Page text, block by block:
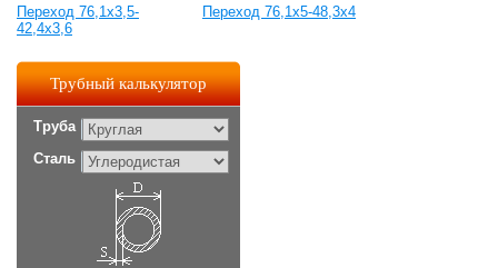
Переход 76,1x3,5-
42,4x3,6
Переход 76,1x5-48,3x4
Трубный калькулятор
Труба
Сталь